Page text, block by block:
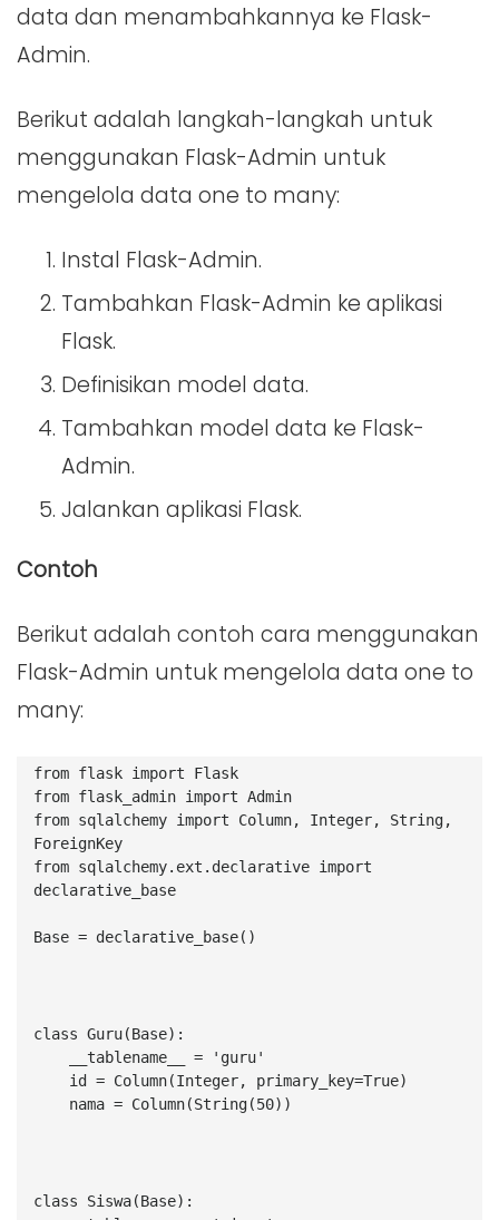
data dan menambahkannya ke Flask-
Admin.
Berikut adalah langkah-langkah untuk
menggunakan Flask-Admin untuk
mengelola data one to many:
Instal Flask-Admin.
Tambahkan Flask-Admin ke aplikasi
Flask.
Definisikan model data.
Tambahkan model data ke Flask-
Admin.
Jalankan aplikasi Flask.
Contoh
Berikut adalah contoh cara menggunakan
Flask-Admin untuk mengelola data one to
many:
from flask import Flask
from flask_admin import Admin
from sqlalchemy import Column, Integer, String,
ForeignKey
from sqlalchemy.ext.declarative import
declarative_base
Base = declarative_base()
class Guru(Base):
    __tablename__ = 'guru'
    id = Column(Integer, primary_key=True)
    nama = Column(String(50))
class Siswa(Base):